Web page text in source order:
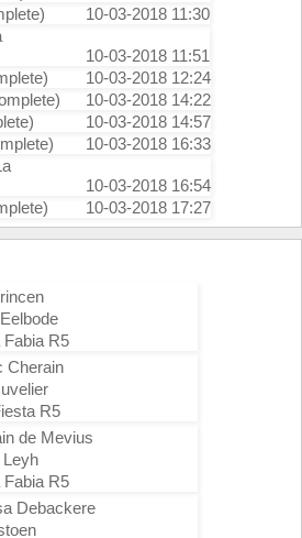
10-03-2018 11:30
10-03-2018 11:51
10-03-2018 12:24
10-03-2018 14:22
10-03-2018 14:57
10-03-2018 16:33
10-03-2018 16:54
10-03-2018 17:27
Fabia R5
Cherain
R5
de Mevius
Fabia R5
Debackere